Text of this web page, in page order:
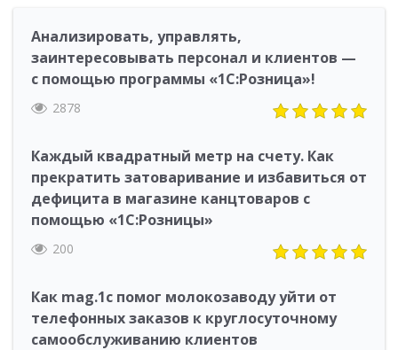
Анализировать, управлять,
заинтересовывать персонал и клиентов —
с помощью программы «1С:Розница»!
2878
Каждый квадратный метр на счету. Как
прекратить затоваривание и избавиться от
дефицита в магазине канцтоваров с
помощью «1С:Розницы»
200
Как mag.1c помог молокозаводу уйти от
телефонных заказов к круглосуточному
самообслуживанию клиентов